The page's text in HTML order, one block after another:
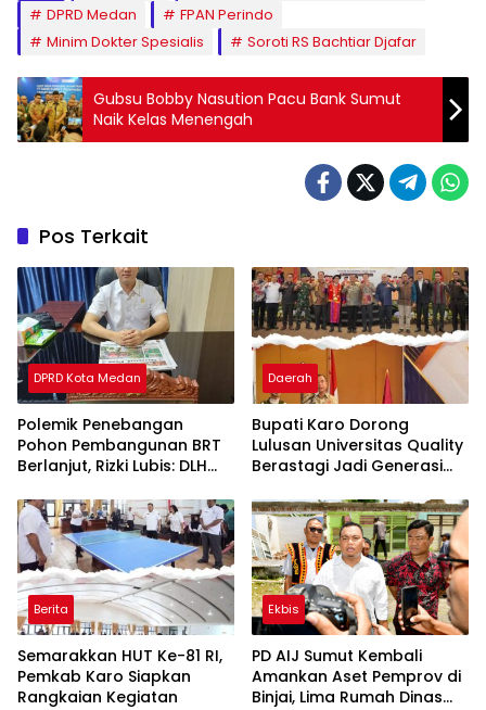
DPRD Medan
FPAN Perindo
Minim Dokter Spesialis
Soroti RS Bachtiar Djafar
Gubsu Bobby Nasution Pacu Bank Sumut
Naik Kelas Menengah
Pos Terkait
DPRD Kota Medan
Polemik Penebangan
Pohon Pembangunan BRT
Berlanjut, Rizki Lubis: DLH
Badan
Daerah
Bupati Karo Dorong
Lulusan Universitas Quality
Berastagi Jadi Generasi
Berita
Semarakkan HUT Ke-81 RI,
Pemkab Karo Siapkan
Rangkaian Kegiatan
Ekbis
PD AIJ Sumut Kembali
Amankan Aset Pemprov di
Binjai, Lima Rumah Dinas